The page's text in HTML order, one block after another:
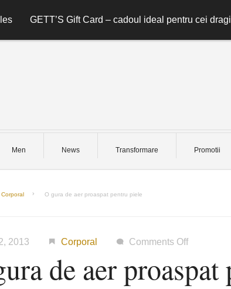
GETT’S Gift Card – cadoul ideal pentru cei dragi
Men News Transformare Promotii
Corporal O gura de aer proaspat pentru piele
2013 Corporal Comments Offon
gura
de
de aer